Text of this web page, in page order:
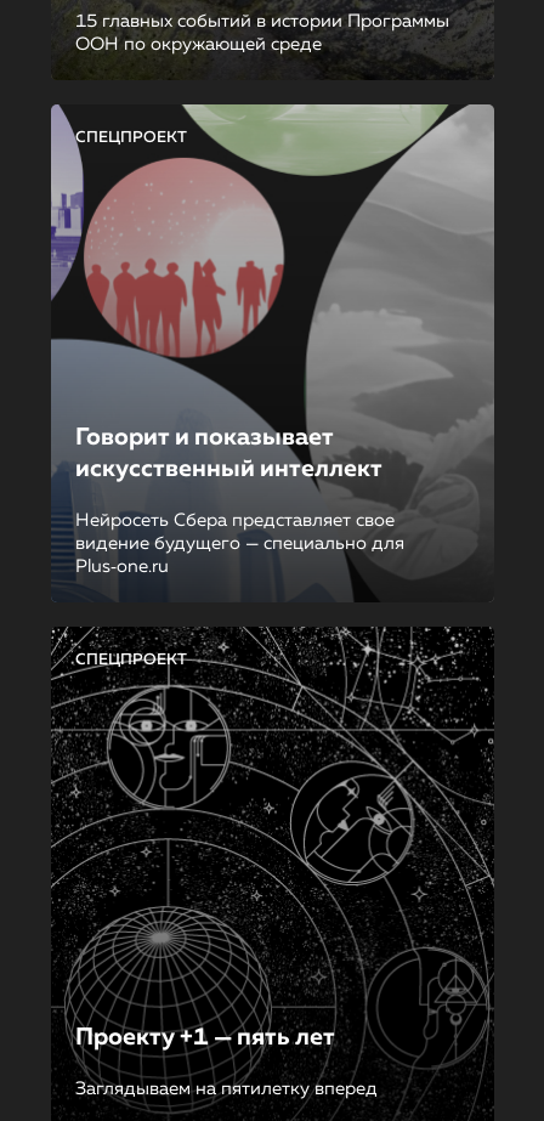
15 главных событий в истории Программы
ООН по окружающей среде
СПЕЦПРОЕКТ
Говорит и показывает
искусственный интеллект
Нейросеть Сбера представляет свое
видение будущего — специально для
Plus‑one.ru
СПЕЦПРОЕКТ
Проекту +1 — пять лет
Заглядываем на пятилетку вперед